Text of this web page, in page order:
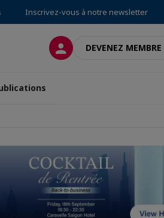
Inscrivez-vous à notre newsletter
CONNEXIONDEVENEZ MEMBRE